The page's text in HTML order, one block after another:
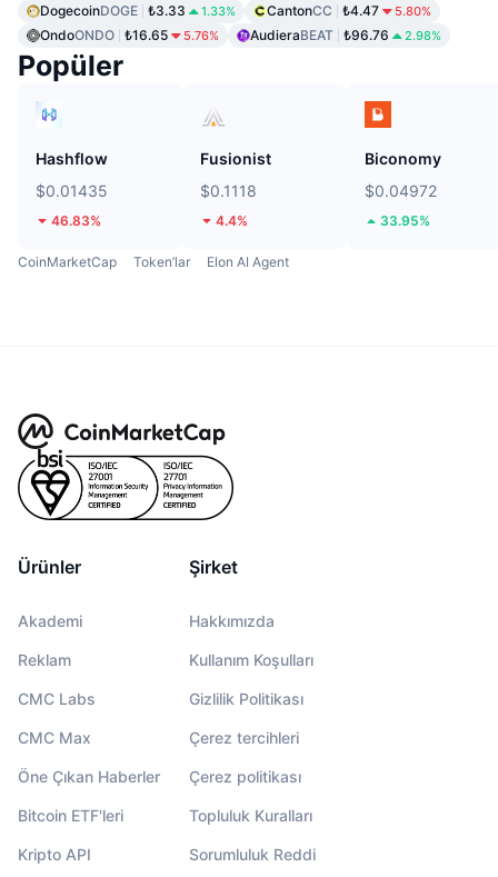
DogecoinDOGE ₺3.33 1.33% CantonCC ₺4.47 5.80%
OndoONDO ₺16.65 5.76% AudieraBEAT ₺96.76 2.98%
Popüler
Hashflow
$0.01435
46.83%
Fusionist
$0.1118
4.4%
Biconomy
$0.04972
33.95%
CoinMarketCap Token’lar Elon AI Agent
Ürünler
Akademi
Reklam
CMC Labs
CMC Max
Öne Çıkan Haberler
Bitcoin ETF'leri
Kripto API
Şirket
Hakkımızda
Kullanım Koşulları
Gizlilik Politikası
Çerez tercihleri
Çerez politikası
Topluluk Kuralları
Sorumluluk Reddi